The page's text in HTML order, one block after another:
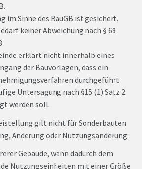
im Sinne des BauGB ist gesichert.
keiner Abweichung nach § 69
erklärt nicht innerhalb eines
der Bauvorlagen, dass ein
durchgeführt
Untersagung nach §15 (1) Satz 2
werden soll.
gilt nicht für Sonderbauten
Änderung oder Nutzungsänderung:
Gebäude, wenn dadurch dem
Nutzungseinheiten mit einer Größe